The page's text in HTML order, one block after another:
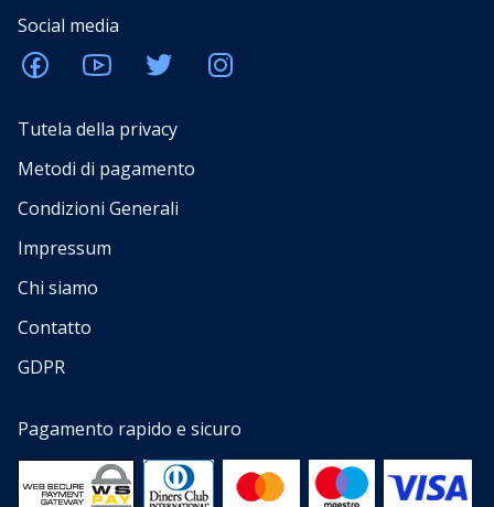
Social media
Tutela della privacy
Metodi di pagamento
Condizioni Generali
Impressum
Chi siamo
Contatto
GDPR
Pagamento rapido e sicuro